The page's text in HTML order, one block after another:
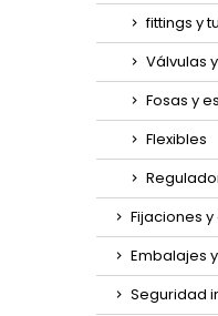
fittings y
Válvulas
Fosas y
Flexibles
Fijaciones
Embalajes
Seguridad